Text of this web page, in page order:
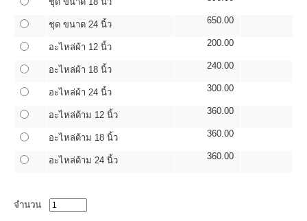
ชุด ขนาด 24 นิ้ว 650.00
อะไหล่ผ้า 12 นิ้ว 200.00
อะไหล่ผ้า 18 นิ้ว 240.00
อะไหล่ผ้า 24 นิ้ว 300.00
อะไหล่ด้าม 12 นิ้ว 360.00
อะไหล่ด้าม 18 นิ้ว 360.00
อะไหล่ด้าม 24 นิ้ว 360.00
จำนวน